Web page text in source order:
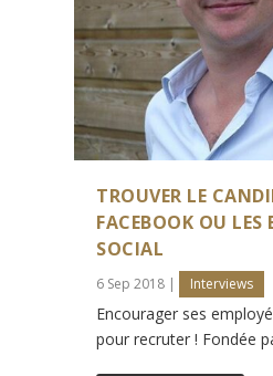
TROUVER LE
FACEBOOK OU LES
SOCIAL
6 Sep 2018 | Interviews
Encourager ses
pour recruter ! Fondée